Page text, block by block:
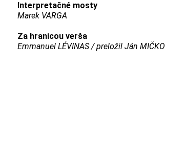
Interpretačné mosty
Marek VARGA
Za hranicou verša
Emmanuel LÉVINAS / preložil Ján MIČKO